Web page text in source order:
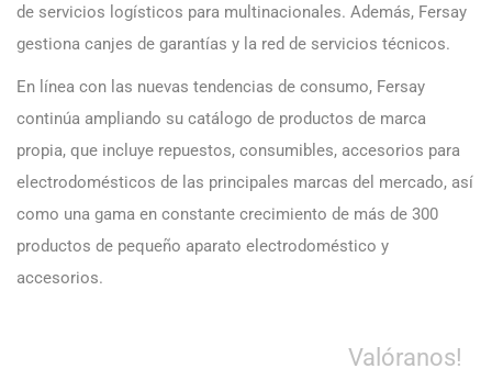
de servicios logísticos para multinacionales. Además, Fersay
gestiona canjes de garantías y la red de servicios técnicos.
En línea con las nuevas tendencias de consumo, Fersay
continúa ampliando su catálogo de productos de marca
propia, que incluye repuestos, consumibles, accesorios para
electrodomésticos de las principales marcas del mercado, así
como una gama en constante crecimiento de más de 300
productos de pequeño aparato electrodoméstico y
accesorios.
Valóranos!